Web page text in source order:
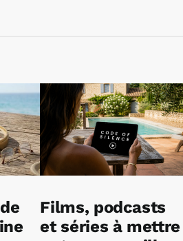
Films, podcasts
et séries à mettre